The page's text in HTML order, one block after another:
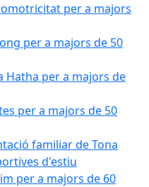
per a majors
per a majors de 50
Hatha per a majors de
per a majors de 50
familiar de Tona
d'estiu
per a majors de 60